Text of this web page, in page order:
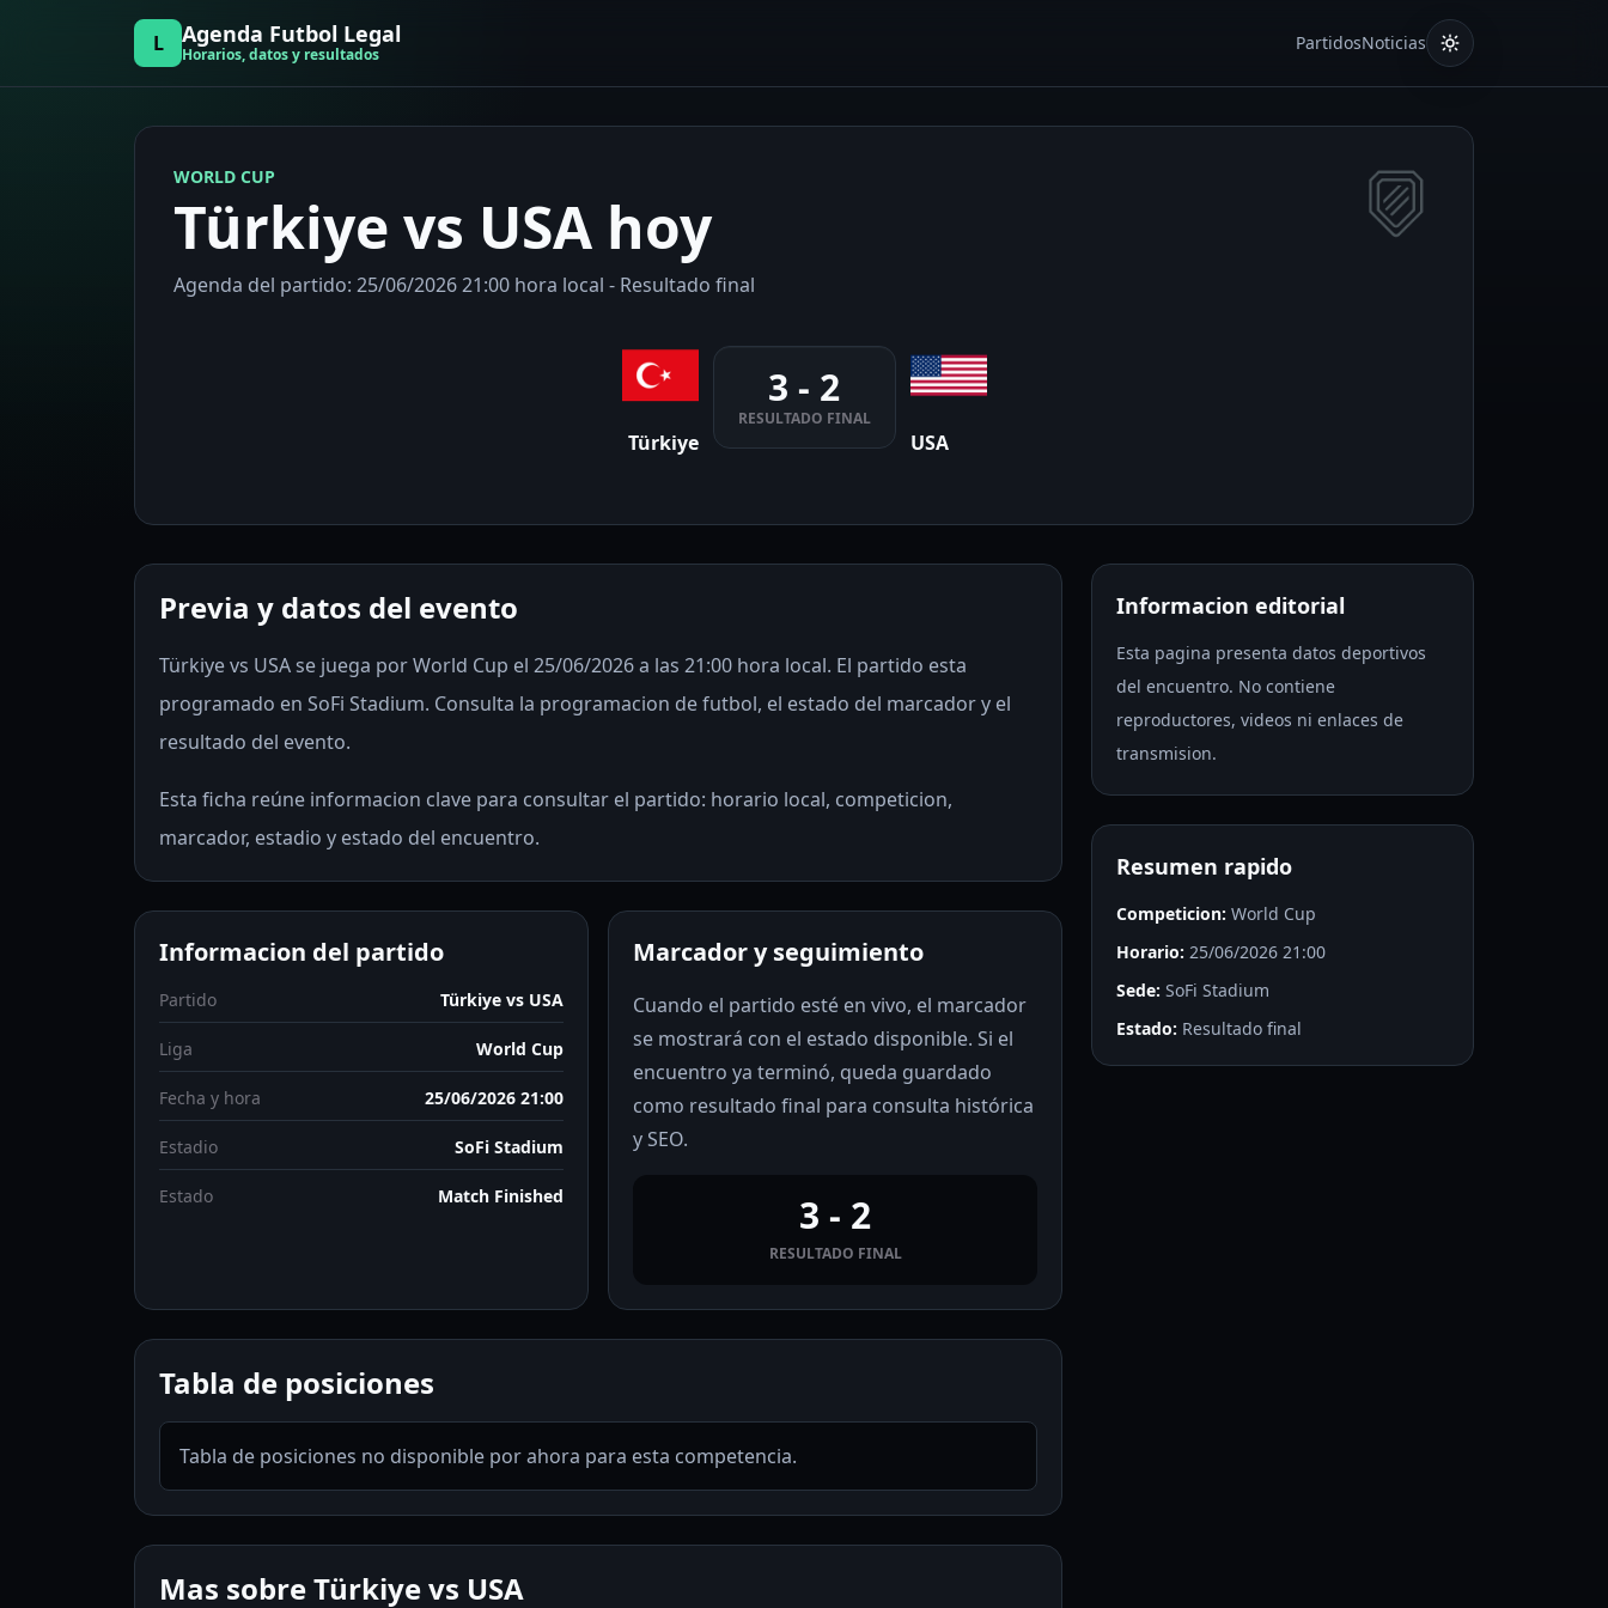
L Agenda Futbol Legal
Horarios, datos y resultados
PartidosNoticias
WORLD CUP
Türkiye vs USA hoy
Agenda del partido: 25/06/2026 21:00 hora local - Resultado final
Türkiye
3 - 2
RESULTADO FINAL
USA
Previa y datos del evento
Türkiye vs USA se juega por World Cup el 25/06/2026 a las 21:00 hora local. El partido esta
programado en SoFi Stadium. Consulta la programacion de futbol, el estado del marcador y el
resultado del evento.
Esta ficha reúne informacion clave para consultar el partido: horario local, competicion,
marcador, estadio y estado del encuentro.
Informacion del partido
Partido Türkiye vs USA
Liga World Cup
Fecha y hora 25/06/2026 21:00
Estadio SoFi Stadium
Estado Match Finished
Marcador y seguimiento
Cuando el partido esté en vivo, el marcador
se mostrará con el estado disponible. Si el
encuentro ya terminó, queda guardado
como resultado final para consulta histórica
y SEO.
3 - 2
RESULTADO FINAL
Tabla de posiciones
Tabla de posiciones no disponible por ahora para esta competencia.
Mas sobre Türkiye vs USA
Informacion editorial
Esta pagina presenta datos deportivos
del encuentro. No contiene
reproductores, videos ni enlaces de
transmision.
Resumen rapido
Competicion: World Cup
Horario: 25/06/2026 21:00
Sede: SoFi Stadium
Estado: Resultado final